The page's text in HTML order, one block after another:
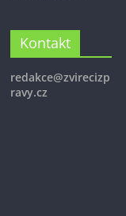
Kontakt
redakce@zvirecizp
ravy.cz